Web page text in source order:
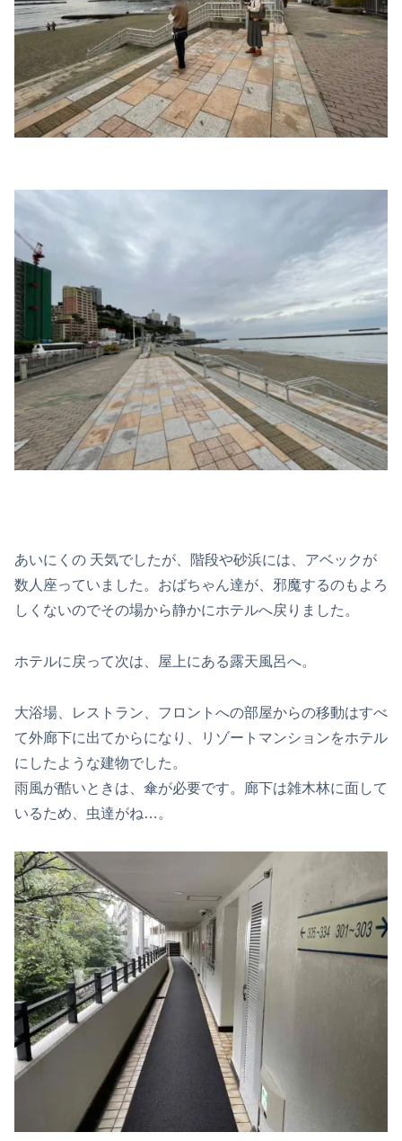
あいにくの 天気でしたが、階段や砂浜には、アベックが
数人座っていました。おばちゃん達が、邪魔するのもよろ
しくないのでその場から静かにホテルへ戻りました。
ホテルに戻って次は、屋上にある露天風呂へ。
大浴場、レストラン、フロントへの部屋からの移動はすべ
て外廊下に出てからになり、リゾートマンションをホテル
にしたような建物でした。
雨風が酷いときは、傘が必要です。廊下は雑木林に面して
いるため、虫達がね…。